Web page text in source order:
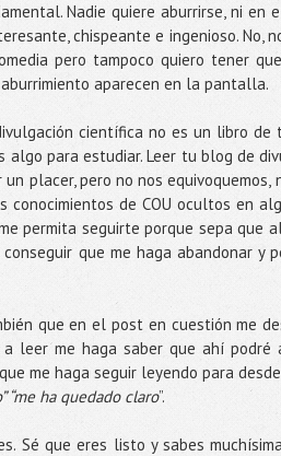
Nadie quiere aburrirse, ni en
chispeante e ingenioso. No,
pero tampoco quiero tener
aparecen en la pantalla.
científica no es un libro
algo para estudiar. Leer tu blog de
un placer, pero no nos
conocimientos de COU ocultos en
permita seguirte porque sepa que
que me haga abandonar y
que en el post en cuestión me
leer me haga saber que ahí podré
me haga seguir leyendo para
“me ha quedado claro”.
Sé que eres listo y sabes